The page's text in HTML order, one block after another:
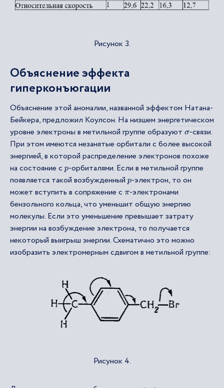
Рисунок 3.
Объяснение эффекта
гиперконъюгации
Объяснение этой аномалии, названной эффектом Натана-
Бейкера, предложил Коулсон. На низшем энергетическом
уровне электроны в метильной группе образуют σ-связи.
При этом имеются незанятые орбитали с более высокой
энергией, в которой распределение электронов похоже
на состояние сp-орбиталями. Если в метильной группе
появляется такой возбужденный p-электрон, то он
может вступить в сопряжение сπ-электронами
бензольного кольца, что уменьшит общую энергию
молекулы. Если это уменьшение превышает затрату
энергии на возбуждение электрона, то получается
некоторый выигрыш энергии. Схематично это можно
изобразить электромерным сдвигом в метильной группе:
Рисунок 4.